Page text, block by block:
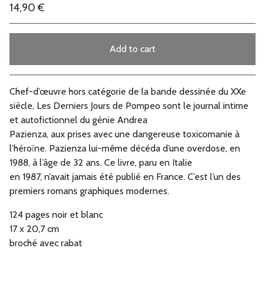
14,90€
Add to cart
Go to cart
Chef-d’œuvre hors catégorie de la bande dessinée du XXe
siècle, Les Derniers Jours de Pompeo sont le journal intime
et autofictionnel du génie Andrea
Pazienza, aux prises avec une dangereuse toxicomanie à
l’héroïne. Pazienza lui-même décéda d’une overdose, en
1988, à l’âge de 32 ans. Ce livre, paru en Italie
en 1987, n’avait jamais été publié en France. C’est l’un des
premiers romans graphiques modernes.
124 pages noir et blanc
17 x 20,7 cm
broché avec rabat